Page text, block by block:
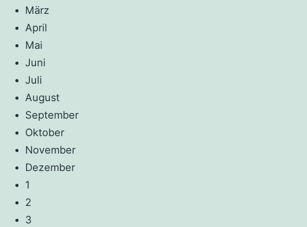
März
April
Mai
Juni
Juli
August
September
Oktober
November
Dezember
1
2
3